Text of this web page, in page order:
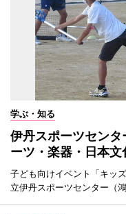
学ぶ・知る
伊丹スポーツセン
ーツ・楽器・日本文
子ども向けイベント「キッ
立伊丹スポーツセンター（